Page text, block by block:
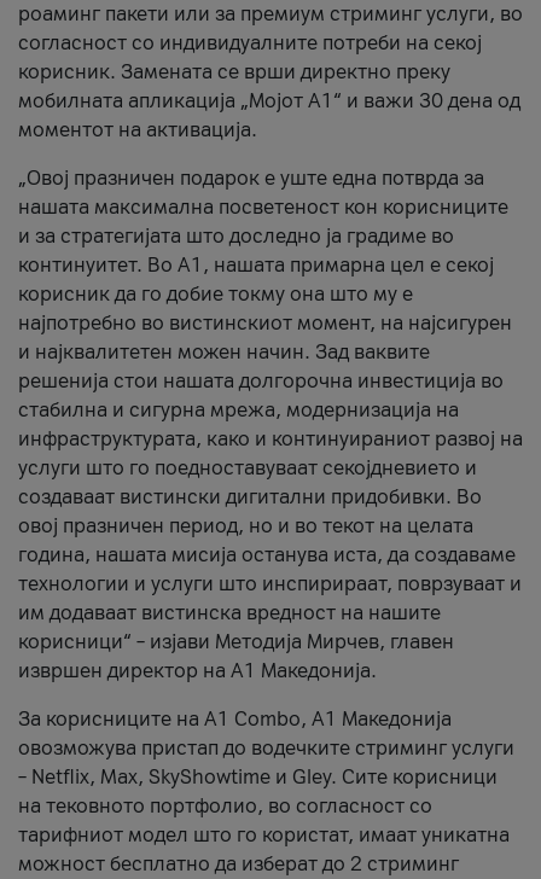
роаминг пакети или за премиум стриминг услуги, во
согласност со индивидуалните потреби на секој
корисник. Замената се врши директно преку
мобилната апликација „Мојот А1“ и важи 30 дена од
моментот на активација.
„Овој празничен подарок е уште една потврда за
нашата максимална посветеност кон корисниците
и за стратегијата што доследно ја градиме во
континуитет. Во А1, нашата примарна цел е секој
корисник да го добие токму она што му е
најпотребно во вистинскиот момент, на најсигурен
и најквалитетен можен начин. Зад ваквите
решенија стои нашата долгорочна инвестиција во
стабилна и сигурна мрежа, модернизација на
инфраструктурата, како и континуираниот развој на
услуги што го поедноставуваат секојдневието и
создаваат вистински дигитални придобивки. Во
овој празничен период, но и во текот на целата
година, нашата мисија останува иста, да создаваме
технологии и услуги што инспирираат, поврзуваат и
им додаваат вистинска вредност на нашите
корисници“ – изјави Методија Мирчев, главен
извршен директор на А1 Македонија.
За корисниците на A1 Combo, А1 Македонија
овозможува пристап до водечките стриминг услуги
– Netflix, Max, SkyShowtime и Gley. Сите корисници
на тековното портфолио, во согласност со
тарифниот модел што го користат, имаат уникатна
можност бесплатно да изберат до 2 стриминг